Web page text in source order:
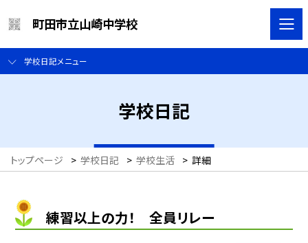
町田市立山崎中学校
学校日記メニュー
学校日記
トップページ > 学校日記 > 学校生活 > 詳細
練習以上の力！ 全員リレー